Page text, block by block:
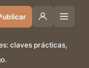
claves prácticas,